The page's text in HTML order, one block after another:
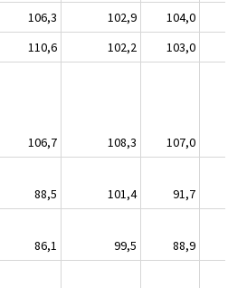
106,3 102,9
104,0
110,6 102,2
103,0
106,7 108,3
107,0
88,5 101,4
91,7
86,1 99,5
88,9